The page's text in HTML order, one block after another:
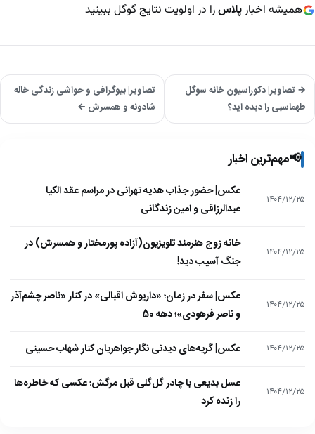
همیشه اخبارپلاسرا در اولویت نتایج گوگل ببینید
→ تصاویر| دکوراسیون خانه سوگل
طهماسبی را دیده اید؟
تصاویر| بیوگرافی و حواشی زندگی خاله
شادونه و همسرش ←
📢مهم‌ترین اخبار
۱۴۰۴/۱۲/۲۵
عکس| حضور جذاب هدیه تهرانی در مراسم عقد الکیا
عبدالرزاقی و امین زندگانی
۱۴۰۴/۱۲/۲۵
خانه زوج هنرمند تلویزیون(آزاده پورمختار و همسرش) در
جنگ آسیب دید!
۱۴۰۴/۱۲/۲۵
عکس| سفر در زمان؛ «داریوش اقبالی» در کنار «ناصر چشم‌آذر
و ناصر فرهودی»؛ دهه 50
۱۴۰۴/۱۲/۲۵ عکس| گریه‌های دیدنی نگار جواهریان کنار شهاب حسینی
۱۴۰۴/۱۲/۲۵
عسل بدیعی با چادر گل‌گلی قبل مرگش؛ عکسی که خاطره‌ها
را زنده کرد